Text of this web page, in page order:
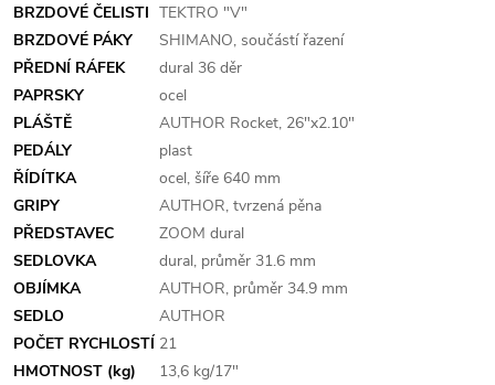
BRZDOVÉ ČELISTI TEKTRO "V"
BRZDOVÉ PÁKY
SHIMANO, součástí řazení
PŘEDNÍ RÁFEK
dural 36 děr
PAPRSKY
ocel
PLÁŠTĚ
AUTHOR Rocket, 26"x2.10"
PEDÁLY
plast
ŘÍDÍTKA
ocel, šíře 640 mm
GRIPY
AUTHOR, tvrzená pěna
PŘEDSTAVEC
ZOOM dural
SEDLOVKA
dural, průměr 31.6 mm
OBJÍMKA
AUTHOR, průměr 34.9 mm
SEDLO
AUTHOR
POČET RYCHLOSTÍ 21
HMOTNOST (kg)
13,6 kg/17"